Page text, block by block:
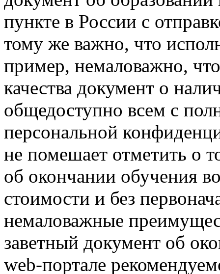
пункте в России с
тому же важно, что
пример, немаловажно,
качества документ о
общедоступно всем с
персональной
не помешает отметить о
об окончании обучения
стоимости и без
немаловажные
заветный документ об
web-портале